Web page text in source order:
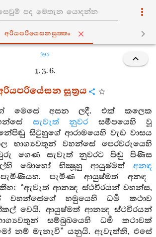
අරියපරියෙසනසුත‍්තං
395
1. 3. 6.
සූත්‍රය
මෙසේ අසන ලදී. එක් කලෙක
සැවැත් නුවරසමීපයෙහි වූ
සිටුහුගේ ආරාමයෙහි වැඩ වාසය
භාග්‍යවතුන් වහන්සේ පෙරවරුයෙහි
ගෙණ සැවැත් නුවරට පිඬු පිණිස
බොහෝ භික්‍ෂූහු ආයුෂ්මත් අනඳ
පැමිණ ආයුෂ්මත් අනඳ
“ඇවැත් ආනන්‍ද ස්ථවිරයන් වහන්ස,
වහන්සේගේ හමුයෙහි ධර්‍ම කථාව
වෙයි. ආයුෂ්මත් ආනන්‍ද ස්ථවිරයන්
සම්බුඛයෙහි ධර්‍ම කථාවක්
නම් මැනැවි” යනුයි. ඇවැත්නි, එසේ